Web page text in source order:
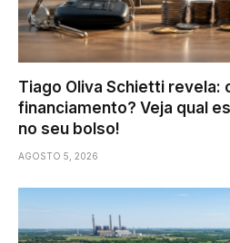
Tiago Oliva Schietti revela:
financiamento? Veja qual
no seu bolso!
AGOSTO 5, 2026